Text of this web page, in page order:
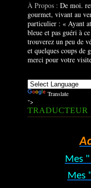
À Propos : De moi.
gourmet, vivant au
particulier : « Ayant
bleue et pas guéri à
trouverez un peu de
et quelques coups de
merci pour votre
Translate
">
TRADUCTEUR
Mes "
Mes